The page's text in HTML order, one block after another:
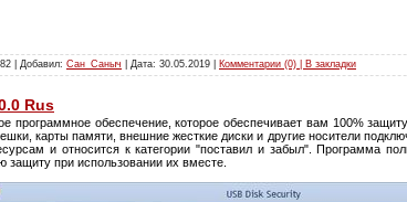
| Добавил: Сан_Саныч | Дата: 30.05.2019 Комментарии (0) | В закладки
Rus
программное обеспечение, которое обеспечивает вам 100%
карты памяти, внешние жесткие диски и другие носители
и относится к категории "поставил и забыл". Программа
защиту при использовании их вместе.